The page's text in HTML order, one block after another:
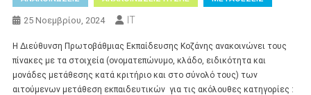
25 Νοεμβρίου, 2024 IT
Η Διεύθυνση Πρωτοβάθμιας Εκπαίδευσης Κοζάνης ανακοινώνει τους
πίνακες με τα στοιχεία (ονοματεπώνυμο, κλάδο, ειδικότητα και
μονάδες μετάθεσης κατά κριτήριο και στο σύνολό τους) των
αιτούμενων μετάθεση εκπαιδευτικών για τις ακόλουθες κατηγορίες :